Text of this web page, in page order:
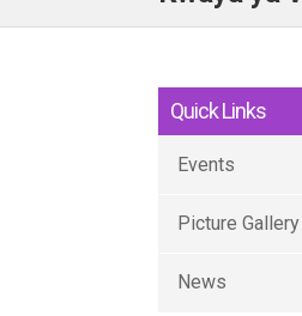
Quick Links
Events
Picture Gallery
News